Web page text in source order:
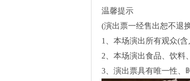
温馨提示
(演出票一经售出恕不退
1、本场演出所有观众(
2、本场演出食品、饮料
3、演出票具有唯一性、